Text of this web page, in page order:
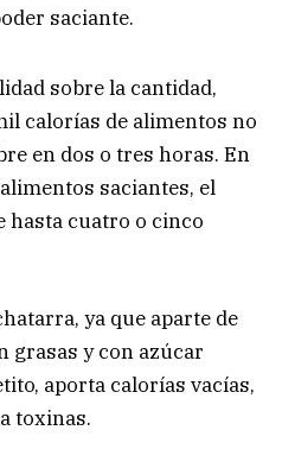
saciante.
sobre la cantidad,
calorías de alimentos no
en dos o tres horas. En
saciantes, el
hasta cuatro o cinco
ya que aparte de
grasas y con azúcar
aporta calorías vacías,
toxinas.